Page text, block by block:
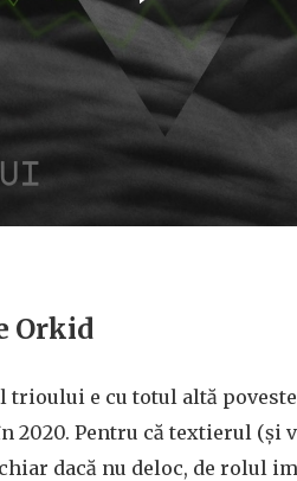
Orkid
trioului e cu totul altă
2020. Pentru că textierul (și
dacă nu deloc, de rolul